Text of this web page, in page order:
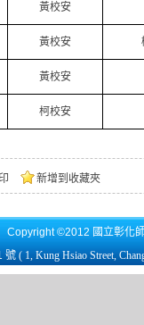
黃校安
黃校安
黃校安
柯校安
新增到收藏夾
Copyright ©2012 國立彰化
號 ( 1, Kung Hsiao Street,